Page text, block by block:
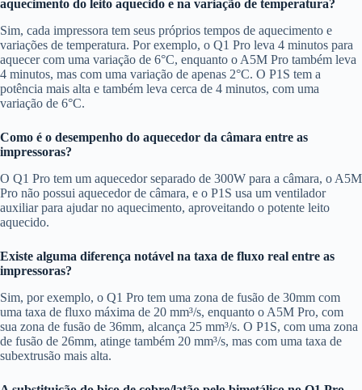
aquecimento do leito aquecido e na variação de temperatura?
Sim, cada impressora tem seus próprios tempos de aquecimento e
variações de temperatura. Por exemplo, o Q1 Pro leva 4 minutos para
aquecer com uma variação de 6°C, enquanto o A5M Pro também leva
4 minutos, mas com uma variação de apenas 2°C. O P1S tem a
potência mais alta e também leva cerca de 4 minutos, com uma
variação de 6°C.
Como é o desempenho do aquecedor da câmara entre as
impressoras?
O Q1 Pro tem um aquecedor separado de 300W para a câmara, o A5M
Pro não possui aquecedor de câmara, e o P1S usa um ventilador
auxiliar para ajudar no aquecimento, aproveitando o potente leito
aquecido.
Existe alguma diferença notável na taxa de fluxo real entre as
impressoras?
Sim, por exemplo, o Q1 Pro tem uma zona de fusão de 30mm com
uma taxa de fluxo máxima de 20 mm³/s, enquanto o A5M Pro, com
sua zona de fusão de 36mm, alcança 25 mm³/s. O P1S, com uma zona
de fusão de 26mm, atinge também 20 mm³/s, mas com uma taxa de
subextrusão mais alta.